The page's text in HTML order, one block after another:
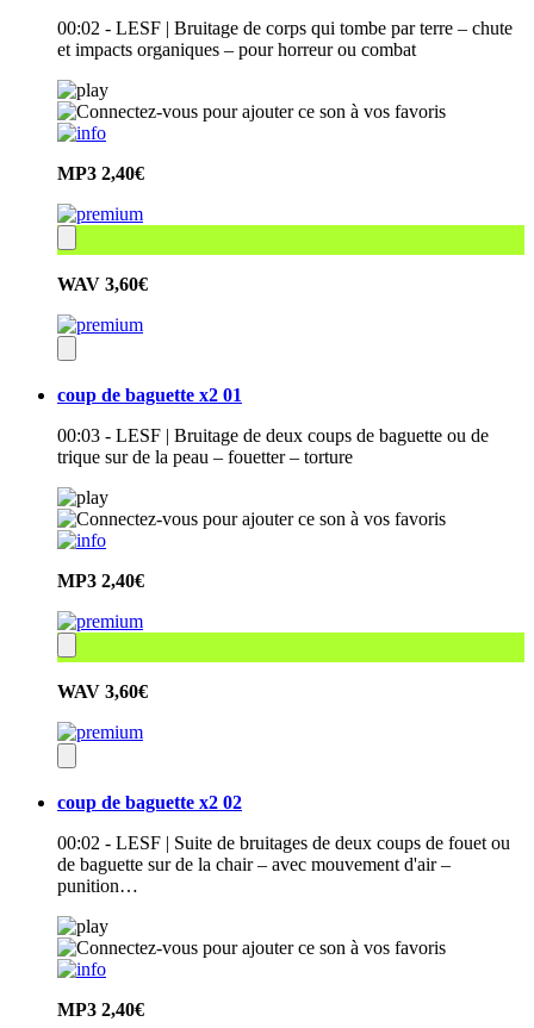
00:02 - LESF | Bruitage de corps qui tombe par terre – chute
et impacts organiques – pour horreur ou combat
MP3 2,40€
WAV 3,60€
coup de baguette x2 01
00:03 - LESF | Bruitage de deux coups de baguette ou de
trique sur de la peau – fouetter – torture
MP3 2,40€
WAV 3,60€
coup de baguette x2 02
00:02 - LESF | Suite de bruitages de deux coups de fouet ou
de baguette sur de la chair – avec mouvement d'air –
punition…
MP3 2,40€